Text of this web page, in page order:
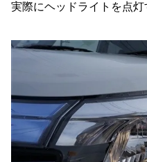
実際にヘッドライトを点灯